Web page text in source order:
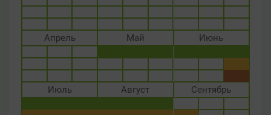
Апрель Май Июнь
Июль Август Сентябрь